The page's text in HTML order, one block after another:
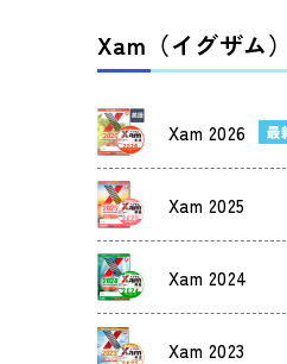
Xam（イグザム）
Xam 2026 最
Xam 2025
Xam 2024
Xam 2023